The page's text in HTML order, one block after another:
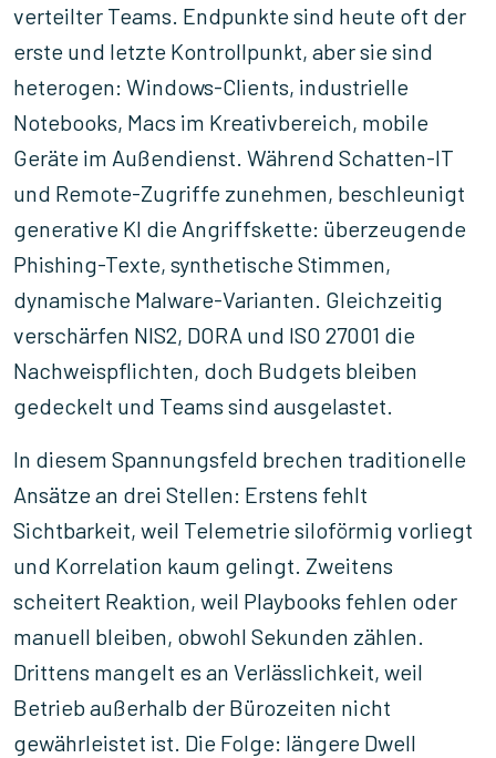
verteilter Teams. Endpunkte sind heute oft der
erste und letzte Kontrollpunkt, aber sie sind
heterogen: Windows-Clients, industrielle
Notebooks, Macs im Kreativbereich, mobile
Geräte im Außendienst. Während Schatten-IT
und Remote-Zugriffe zunehmen, beschleunigt
generative KI die Angriffskette: überzeugende
Phishing-Texte, synthetische Stimmen,
dynamische Malware-Varianten. Gleichzeitig
verschärfen NIS2, DORA und ISO 27001 die
Nachweispflichten, doch Budgets bleiben
gedeckelt und Teams sind ausgelastet.
In diesem Spannungsfeld brechen traditionelle
Ansätze an drei Stellen: Erstens fehlt
Sichtbarkeit, weil Telemetrie siloförmig vorliegt
und Korrelation kaum gelingt. Zweitens
scheitert Reaktion, weil Playbooks fehlen oder
manuell bleiben, obwohl Sekunden zählen.
Drittens mangelt es an Verlässlichkeit, weil
Betrieb außerhalb der Bürozeiten nicht
gewährleistet ist. Die Folge: längere Dwell